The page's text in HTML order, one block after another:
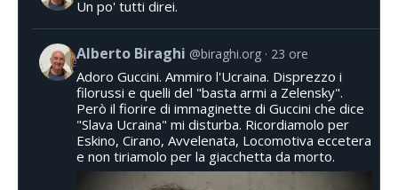
Un po' tutti direi.
Alberto Biraghi @biraghi.org 23 ore
Adoro Guccini. Ammiro l'Ucraina. Disprezzo i
filorussi e quelli del "basta armi a Zelensky".
Però il fiorire di immaginette di Guccini che dice
"Slava Ucraina" mi disturba. Ricordiamolo per
Eskino, Cirano, Avvelenata, Locomotiva eccetera
e non tiriamolo per la giacchetta da morto.